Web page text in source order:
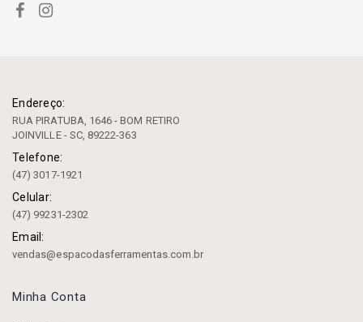
Endereço:
RUA PIRATUBA, 1646 - BOM RETIRO
JOINVILLE - SC, 89222-363
Telefone:
(47) 3017-1921
Celular:
(47) 99231-2302
Email:
vendas@espacodasferramentas.com.br
Minha Conta